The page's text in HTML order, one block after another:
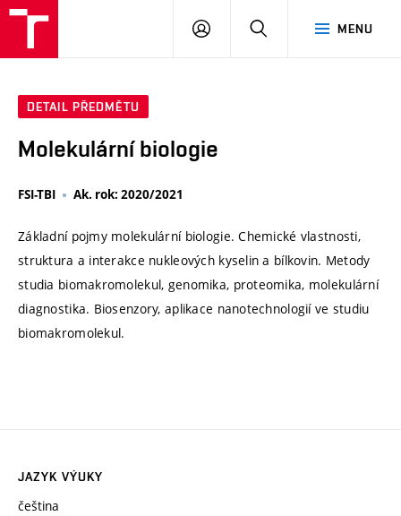
MENU
PŘIHLÁSIT
DETAIL PŘEDMĚTU
Molekulární biologie
FSI-TBI Ak. rok: 2020/2021
Základní pojmy molekulární biologie. Chemické vlastnosti,
struktura a interakce nukleových kyselin a bílkovin. Metody
studia biomakromolekul, genomika, proteomika, molekulární
diagnostika. Biosenzory, aplikace nanotechnologií ve studiu
biomakromolekul.
JAZYK VÝUKY
čeština